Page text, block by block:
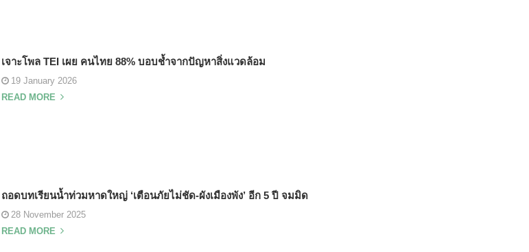
เจาะโพล TEI เผย คนไทย 88% บอบช้ำจากปัญหาสิ่งแวดล้อม
19 January 2026
READ MORE
ถอดบทเรียนน้ำท่วมหาดใหญ่ ‘เตือนภัยไม่ชัด-ผังเมืองพัง’ อีก 5 ปี จมมิด
28 November 2025
READ MORE